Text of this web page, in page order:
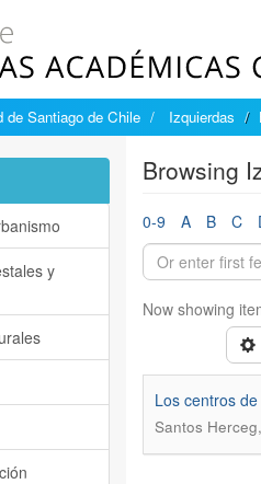
de Santiago de Chile Izquierdas
Browsing
0-9 A B C
Now showing
Los centros
Santos
y